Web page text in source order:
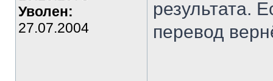
Уволен:
27.07.2004
результата.
перевод